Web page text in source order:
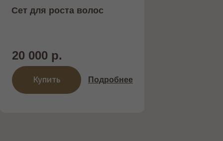
Подробнее
20 000 р.
Сет для роста волос
Купить